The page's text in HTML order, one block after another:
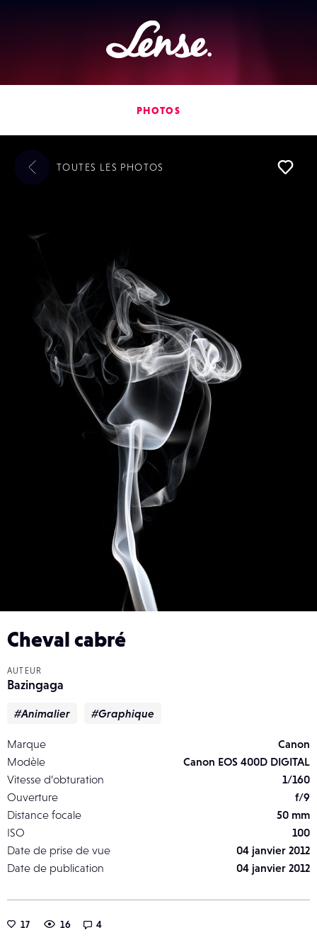
Lense
PHOTOS
Cheval cabré
AUTEUR
Bazingaga
#Animalier #Graphique
Marque
Canon
Modèle
Canon EOS 400D DIGITAL
Vitesse d’obturation
1/160
Ouverture
f/9
Distance focale
50 mm
ISO
100
Date de prise de vue
04 janvier 2012
Date de publication
04 janvier 2012
17 16 4
TOUTES LES PHOTOS